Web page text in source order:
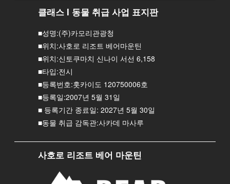
클래스 I 동물 취급 사업 표지판
■성명:(주)카모리관광청
■위치:사호로 리조트 베어마운틴
■위치:신토쿠마치 신나이 서선 6,158
■타입:전시
■등록번호:홋카이도 120750006호
■등록일:2007년 5월 31일
■ 등록기간 종료일: 2027년 5월 30일
■동물 취급 감독관:사카데 마사루
사호로 리조트 베어 마운틴